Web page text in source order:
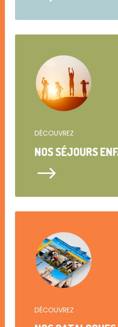
DÉCOUVREZ
NOS SÉJOURS
$
DÉCOUVREZ